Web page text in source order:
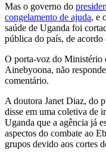
Mas o governo do
congelamento de ajuda, e
saúde de Uganda foi
pública do país, de
O porta-voz do Ministério
Ainebyoona, não
comentário.
A doutora Janet Diaz, do
disse em uma coletiva de
Uganda que a agência já
aspectos do combate ao
grupos devido aos cortes